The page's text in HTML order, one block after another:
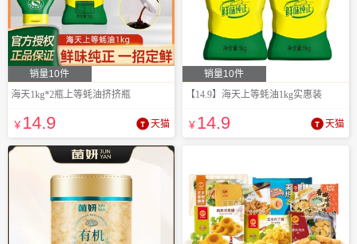
销量10件
海天1kg*2瓶上等蚝油挤挤瓶
¥14.9 天猫
销量10件
【14.9】海天上等蚝油1kg实惠装
¥14.9 天猫